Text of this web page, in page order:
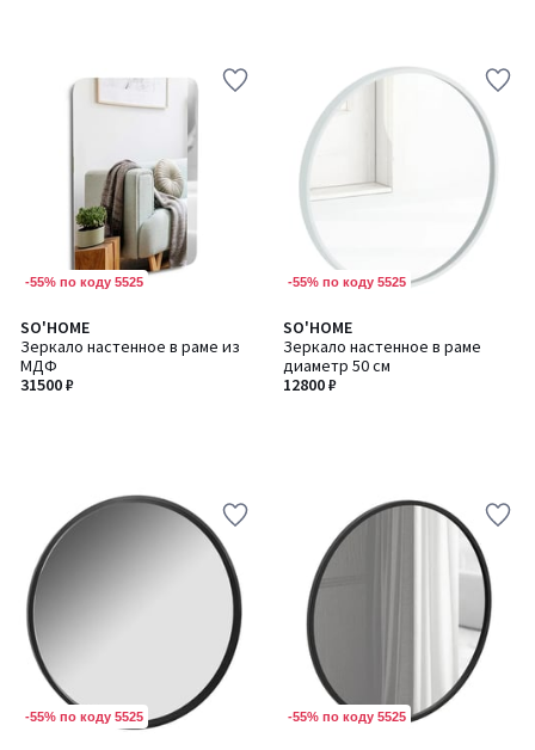
-55% по коду 5525
SO'HOME
Зеркало настенное в раме из
МДФ
31500 ₽
-55% по коду 5525
SO'HOME
Зеркало настенное в раме
диаметр 50 см
12800 ₽
-55% по коду 5525 -55% по коду 5525